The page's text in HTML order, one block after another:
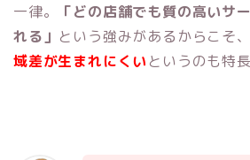
一律。
「どの店舗でも質の高いサ
れる」 という強みがあるからこそ、
域差が生まれにくい というのも特